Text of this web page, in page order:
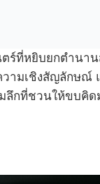
ร์ที่หยิบยกตำนาน
วามเชิงสัญลักษ
ลึกที่ชวนให้ขบคิ